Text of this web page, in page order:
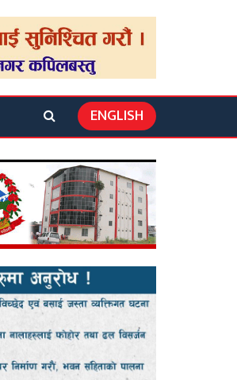
ENGLISH